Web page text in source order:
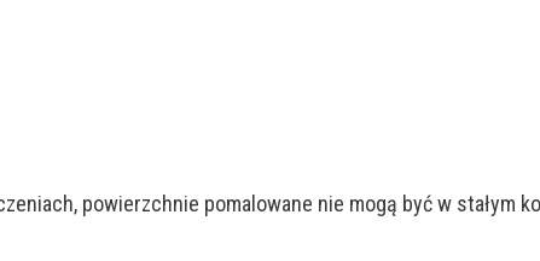
powierzchnie pomalowane nie mogą być w stałym